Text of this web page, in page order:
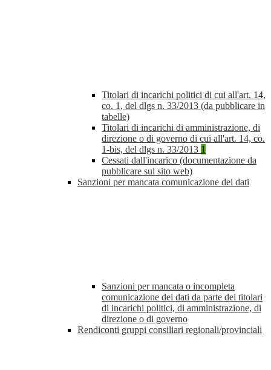
Titolari di incarichi politici di cui all'art. 14,
co. 1, del dlgs n. 33/2013 (da pubblicare in
tabelle)
Titolari di incarichi di amministrazione, di
direzione o di governo di cui all'art. 14, co.
1-bis, del dlgs n. 33/2013 1
Cessati dall'incarico (documentazione da
pubblicare sul sito web)
Sanzioni per mancata comunicazione dei dati
Sanzioni per mancata o incompleta
comunicazione dei dati da parte dei titolari
di incarichi politici, di amministrazione, di
direzione o di governo
Rendiconti gruppi consiliari regionali/provinciali